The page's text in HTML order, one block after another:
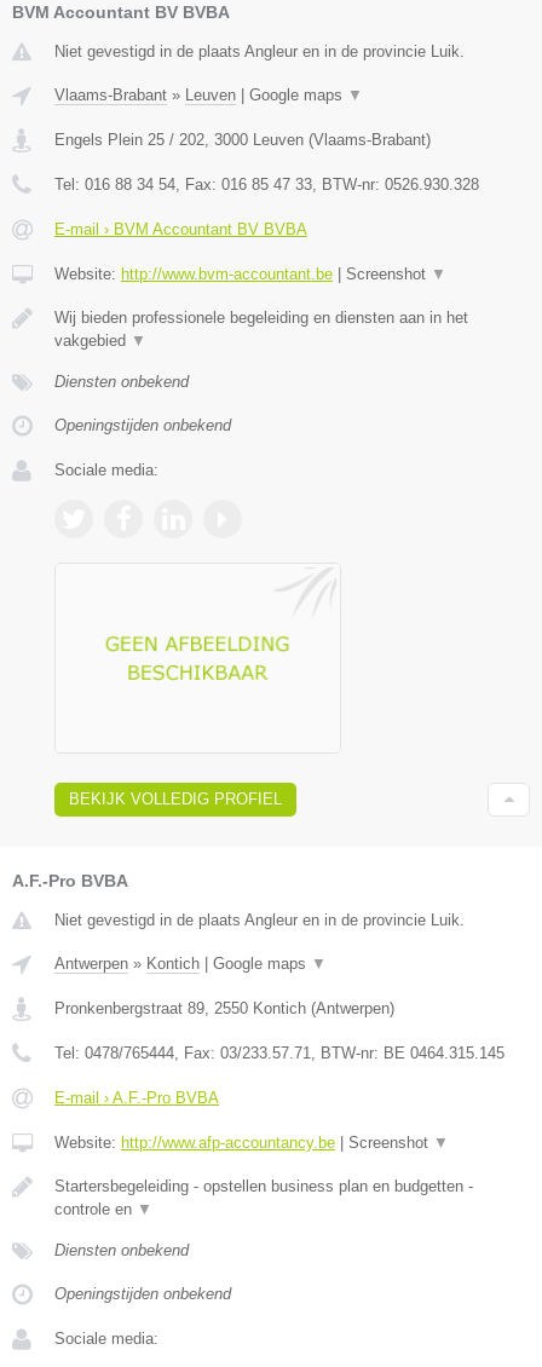
BVM Accountant BV BVBA
Niet gevestigd in de plaats Angleur en in de provincie Luik.
Vlaams-Brabant » Leuven | Google maps ▼
Engels Plein 25 / 202 3000 Leuven (Vlaams-Brabant)
Tel: 016 88 34 54 , Fax: 016 85 47 33 , BTW-nr: 0526.930.328
E-mail › BVM Accountant BV BVBA
Website: http://www.bvm-accountant.be | Screenshot ▼
Wij bieden professionele begeleiding en diensten aan in het
vakgebied ▼
Diensten onbekend
Openingstijden onbekend
Sociale media:
BEKIJK VOLLEDIG PROFIEL
A.F.-Pro BVBA
Niet gevestigd in de plaats Angleur en in de provincie Luik.
Antwerpen » Kontich Google maps ▼
Pronkenbergstraat 89, 2550 Kontich (Antwerpen)
Tel: 0478/765444, Fax: 03/233.57.71, BTW-nr: BE 0464.315.145
E-mail › A.F.-Pro BVBA
Website: http://www.afp-accountancy.be Screenshot ▼
Startersbegeleiding - opstellen business plan en budgetten -
controle en ▼
Diensten onbekend
Openingstijden onbekend
Sociale media: